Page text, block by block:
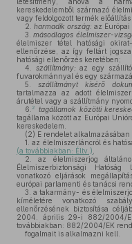
kereskedelemből származó
vagy feldolgozott termék
2. harmadik ország: az
3.
másodlagos élelmiszer-
élelmiszer tétel hatósági
ellenőrzése, az így feltárt
hatósági ellenőrzés keretében;
4.
szállítmány:az egy
fuvarokmánnyal és egy
5.
szállítmányt kísérő
tartalmazza az adott
árutétel vagy a szállítmány
6. 2 tagállamok közötti
tagállama között az Európai
kereskedelem.
(2) E rendelet alkalmazásában
1. az élelmiszerláncról és
(a továbbiakban: Éltv.)
2.
az élelmiszerjog
Élelmiszerbiztonsági
vonatkozó eljárások
európai parlamenti és tanácsi
3. a takarmány- és
kíméletére vonatkozó
ellenőrzésének biztosítása
2004. április 29-i 882/2004/
továbbiakban: 882/2004/EK
fogalmait is alkalmazni kell.